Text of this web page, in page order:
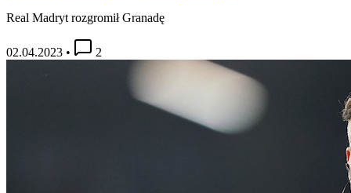
Real Madryt rozgromił Granadę
02.04.2023 • 2